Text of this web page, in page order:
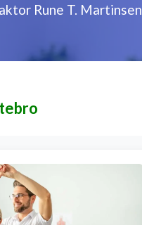
Rune T. Martinsen